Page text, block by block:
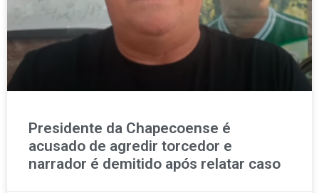
Presidente da Chapecoense é
acusado de agredir torcedor e
narrador é demitido após relatar caso